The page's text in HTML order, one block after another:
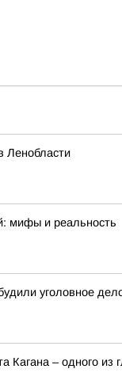
Ленобласти
мифы и реальность
уголовное
– одного из